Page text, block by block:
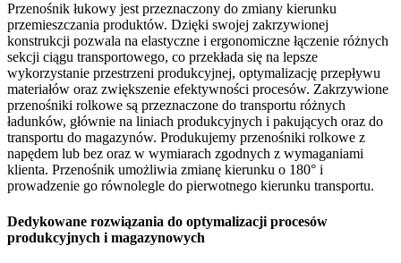
Przenośnik łukowy jest przeznaczony do zmiany kierunku
przemieszczania produktów. Dzięki swojej zakrzywionej
konstrukcji pozwala na elastyczne i ergonomiczne łączenie różnych
sekcji ciągu transportowego, co przekłada się na lepsze
wykorzystanie przestrzeni produkcyjnej, optymalizację przepływu
materiałów oraz zwiększenie efektywności procesów. Zakrzywione
przenośniki rolkowe są przeznaczone do transportu różnych
ładunków, głównie na liniach produkcyjnych i pakujących oraz do
transportu do magazynów. Produkujemy przenośniki rolkowe z
napędem lub bez oraz w wymiarach zgodnych z wymaganiami
klienta. Przenośnik umożliwia zmianę kierunku o 180° i
prowadzenie go równolegle do pierwotnego kierunku transportu.
Dedykowane rozwiązania do optymalizacji procesów
produkcyjnych i magazynowych